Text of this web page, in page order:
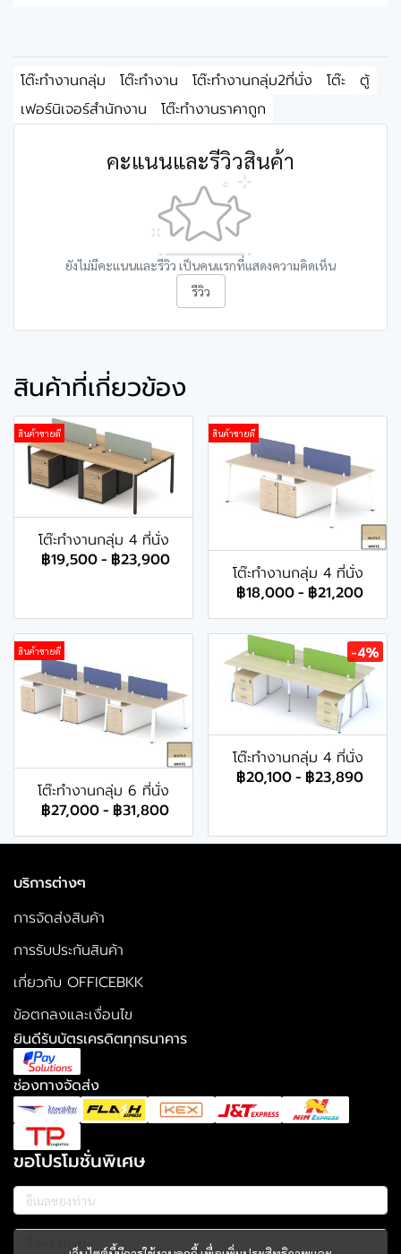
โต๊ะทำงานกลุ่ม โต๊ะทำงาน โต๊ะทำงานกลุ่ม2ที่นั่ง โต๊ะ
ตู้
เฟอร์นิเจอร์สำนักงาน
โต๊ะทำงานราคาถูก
คะแนนและรีวิวสินค้า
ยังไม่มีคะแนนและรีวิว เป็นคนแรกที่แสดงความคิดเห็น
รีวิว
สินค้าที่เกี่ยวข้อง
สินค้าขายดี
โต๊ะทำงานกลุ่ม 4 ที่นั่ง
฿19,500- ฿23,900
สินค้าขายดี
โต๊ะทำงานกลุ่ม 4 ที่นั่ง
฿18,000- ฿21,200
สินค้าขายดี
โต๊ะทำงานกลุ่ม 6 ที่นั่ง
฿27,000- ฿31,800
-4%
โต๊ะทำงานกลุ่ม 4 ที่นั่ง
฿20,100- ฿23,890
บริการต่างๆ
การจัดส่งสินค้า
การรับประกันสินค้า
เกี่ยวกับ OFFICEBKK
ข้อตกลงและเงื่อนไข
ยินดีรับบัตรเครดิตทุกธนาคาร
ช่องทางจัดส่ง
ขอโปรโมชั่นพิเศษ